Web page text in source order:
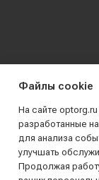
2019 -
Файлы cookie
На сайте
разработанные
для анализа
улучшать
Продолжая